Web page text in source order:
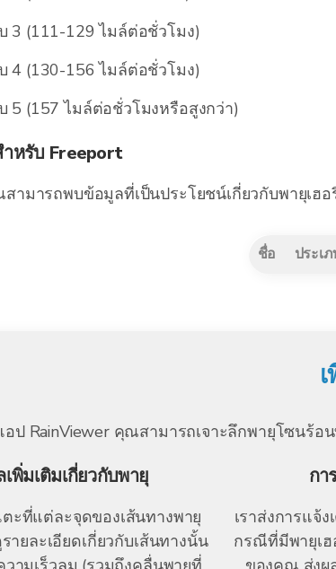
3 (111-129 ไมล์ต่อชั่วโมง)
4 (130-156 ไมล์ต่อชั่วโมง)
5 (157 ไมล์ต่อชั่วโมงหรือสูงกว่า)
ำหรับ Freeport
ามารถพบข้อมูลที่เป็นประโยชน์เกี่ยวกับพายุเ
ชื่อ ประเ
อป RainViewer คุณสามารถเจาะลึกพายุโซนร้
พิ่มเติมเกี่ยวกับพายุ
ะที่แต่ละจุดของเส้นทางพายุ
ยละเอียดเกี่ยวกับเส้นทางนั้น
กา
เราส่งการแจ้
กรณีที่มีพายุเฮ